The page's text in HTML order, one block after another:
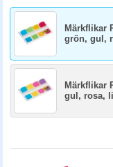
Märkflikar
grön, gul,
Märkflikar
gul, rosa,